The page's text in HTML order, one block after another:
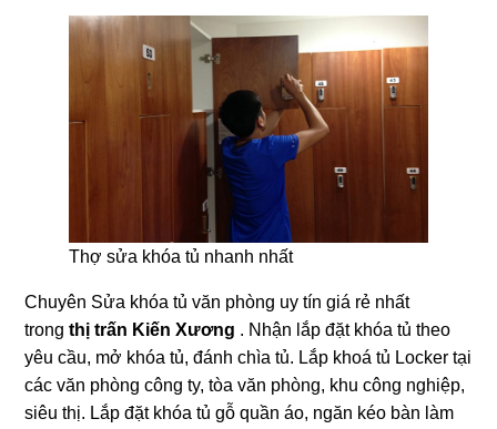
Thợ sửa khóa tủ nhanh nhất
Chuyên Sửa khóa tủ văn phòng uy tín giá rẻ nhất
trongthị trấn Kiến Xương . Nhận lắp đặt khóa tủ theo
yêu cầu, mở khóa tủ, đánh chìa tủ. Lắp khoá tủ Locker tại
các văn phòng công ty, tòa văn phòng, khu công nghiệp,
siêu thị. Lắp đặt khóa tủ gỗ quần áo, ngăn kéo bàn làm